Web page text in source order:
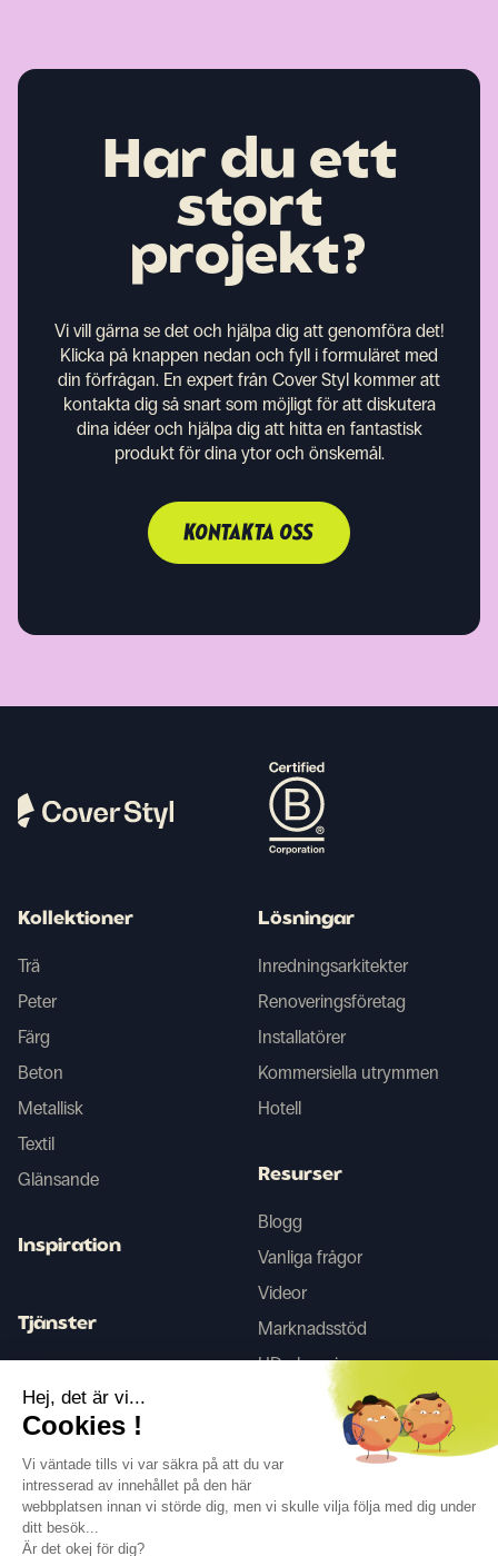
Har du ett
stort
projekt?
Vi vill gärna se det och hjälpa dig att genomföra det!
Klicka på knappen nedan och fyll i formuläret med
din förfrågan. En expert från Cover Styl kommer att
kontakta dig så snart som möjligt för att diskutera
dina idéer och hjälpa dig att hitta en fantastisk
produkt för dina ytor och önskemål.
KONTAKTA OSS
Följ oss
Kollektioner
Trä
Peter
Färg
Beton
Metallisk
Textil
Glänsande
Inspiration
Tjänster
Lösningar
Inredningsarkitekter
Renoveringsföretag
Installatörer
Kommersiella utrymmen
Hotell
Resurser
Blogg
Vanliga frågor
Videor
Marknadsstöd
HD-skanning
Hej, det är vi...
Cookies !
Vi väntade tills vi var säkra på att du var
intresserad av innehållet på den här
webbplatsen innan vi störde dig, men vi skulle vilja följa med dig under
ditt besök...
Är det okej för dig?